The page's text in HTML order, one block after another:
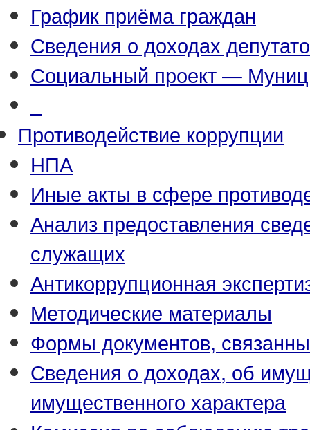
График приёма граждан
Сведения о доходах
Социальный проект —
Противодействие коррупции
НПА
Иные акты в сфере
Анализ предоставления
служащих
Антикоррупционная
Методические материалы
Формы документов,
Сведения о доходах, об
имущественного характера